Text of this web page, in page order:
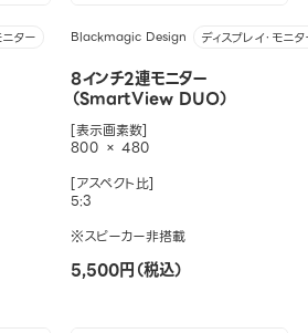
ニター Blackmagic Design ディスプレイ・モニ
8インチ2連モニター
（SmartView DUO）
[表示画素数]
800 × 480
[アスペクト比]
5:3
※スピーカー非搭載
5,500円（税込）